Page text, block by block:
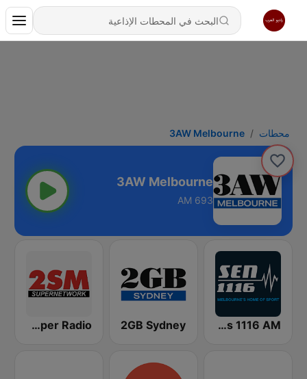
محطات 3AW Melbourne
3AW Melbourne
693 AM
SEN Sports 1116 AM
2GB Sydney
2SM Super Radio